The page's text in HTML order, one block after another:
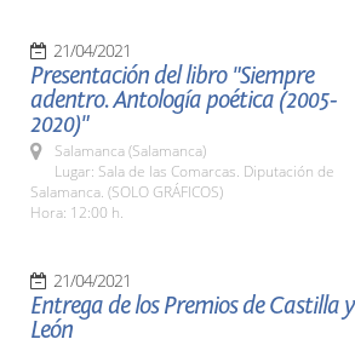
21/04/2021
Presentación del libro "Siempre
adentro. Antología poética (2005-
2020)"
Salamanca (Salamanca)
Lugar: Sala de las Comarcas. Diputación de
Salamanca. (SOLO GRÁFICOS)
Hora: 12:00 h.
21/04/2021
Entrega de los Premios de Castilla y
León